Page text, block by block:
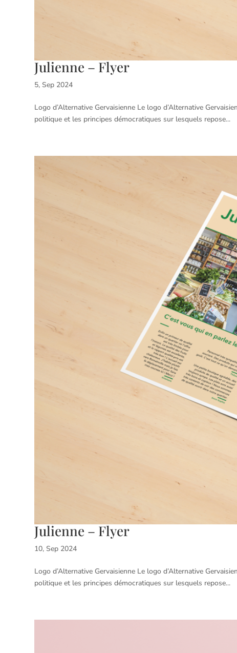
Julienne – Flyer
5, Sep 2024
Logo d’Alternative Gervaisienne Le logo d’Alternative
politique et les principes démocratiques sur lesquels repose...
Julienne – Flyer
10, Sep 2024
Logo d’Alternative Gervaisienne Le logo d’Alternative
politique et les principes démocratiques sur lesquels repose...